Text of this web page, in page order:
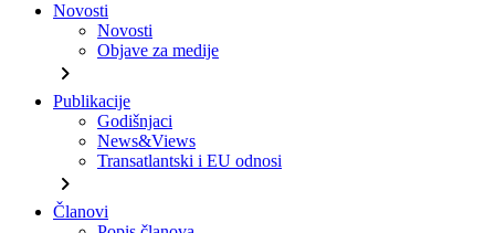
Novosti
Novosti
Objave za medije
chevron_right
Publikacije
Godišnjaci
News&Views
Transatlantski i EU odnosi
chevron_right
Članovi